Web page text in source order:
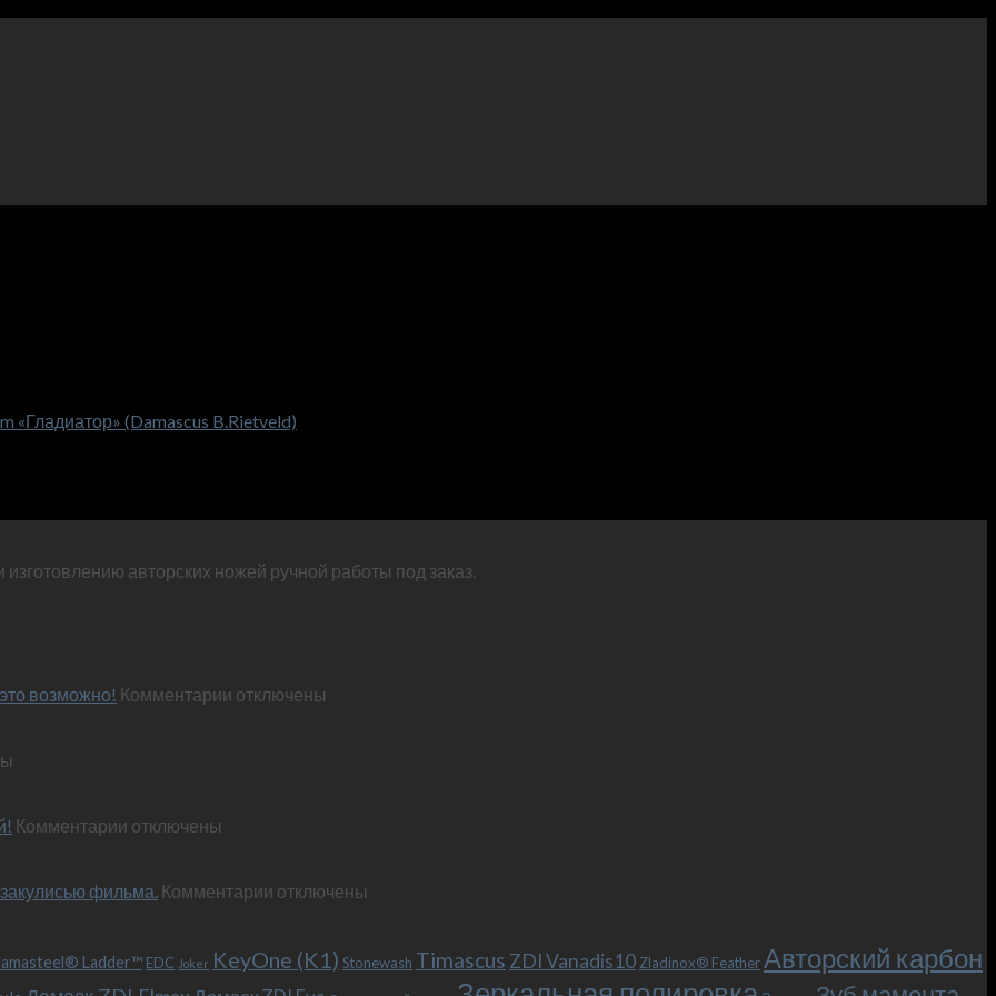
«Гладиатор» (Damascus B.Rietveld)
авторских ножей ручной работы под заказ.
возможно! Комментарии к
это
отключены
Комментарии к
«Фродо».
больстером
отключены
фильма. Комментарии к
Макс
(Mad
отключены
Ladder™ EDC Joker KeyOne (K1) Stonewash Timascus ZDI Vanadis10 Zladinox® FeatherАвторский карбон